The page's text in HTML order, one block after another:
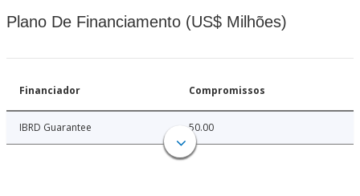
Plano De Financiamento (US$ Milhões)
Financiador Compromissos
IBRD Guarantee 50.00